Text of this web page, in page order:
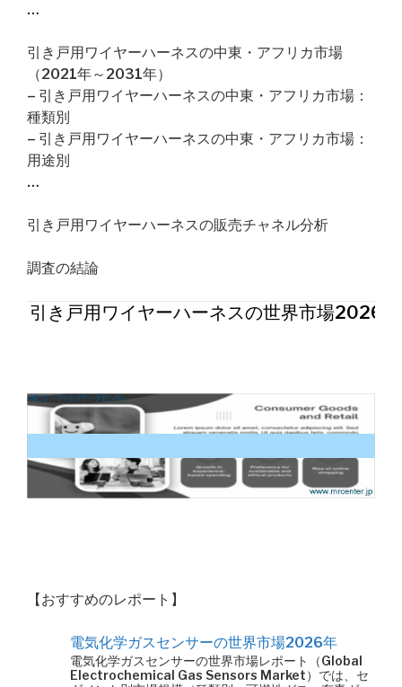
…
引き戸用ワイヤーハーネスの中東・アフリカ市場
（2021年～2031年）
– 引き戸用ワイヤーハーネスの中東・アフリカ市場：
種類別
– 引き戸用ワイヤーハーネスの中東・アフリカ市場：
用途別
…
引き戸用ワイヤーハーネスの販売チャネル分析
調査の結論
引き戸用ワイヤーハーネスの世界市場2026年
【おすすめのレポート】
電気化学ガスセンサーの世界市場2026年
電気化学ガスセンサーの世界市場レポート（Global
Electrochemical Gas Sensors Market）では、セ